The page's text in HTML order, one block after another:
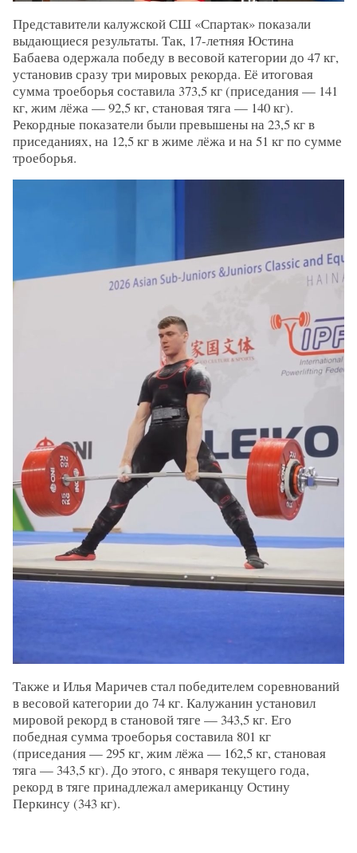
Представители калужской СШ «Спартак» показали
выдающиеся результаты. Так, 17-летняя Юстина
Бабаева одержала победу в весовой категории до 47 кг,
установив сразу три мировых рекорда. Её итоговая
сумма троеборья составила 373,5 кг (приседания — 141
кг, жим лёжа — 92,5 кг, становая тяга — 140 кг).
Рекордные показатели были превышены на 23,5 кг в
приседаниях, на 12,5 кг в жиме лёжа и на 51 кг по сумме
троеборья.
Также и Илья Маричев стал победителем соревнований
в весовой категории до 74 кг. Калужанин установил
мировой рекорд в становой тяге — 343,5 кг. Его
победная сумма троеборья составила 801 кг
(приседания — 295 кг, жим лёжа — 162,5 кг, становая
тяга — 343,5 кг). До этого, с января текущего года,
рекорд в тяге принадлежал американцу Остину
Перкинсу (343 кг).